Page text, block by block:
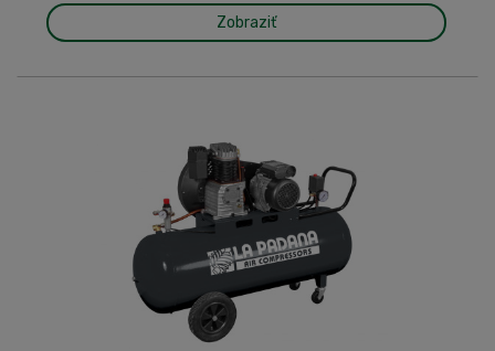
Zobraziť